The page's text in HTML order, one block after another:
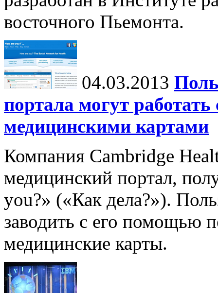
восточного Пьемонта.
04.03.2013
портала могут
медицинскими картами
Компания Cambridge
медицинский портал,
you?» («Как дела?»).
заводить с его помощью
медицинские карты.